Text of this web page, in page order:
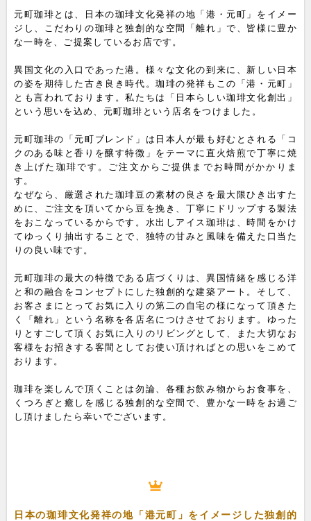
元町珈琲とは、日本の珈琲文化発祥の地「港・元町」をイメー
ジし、こだわりの珈琲と独創的な空間「離れ」で、皆様に豊か
な一時を、ご提案しているお店です。
異国文化の入口であった港。様々な文化の到来に、新しい日本
の姿を期待した古き良き時代。珈琲の発祥もこの「港・元町」
とも言われております。私たちは「日本らしい珈琲文化創出」
という思いを込め、元町珈琲という店名をつけました。
元町珈琲の「元町ブレンド」は日本人が最も好むとされる「コ
クのある味と香りを醸す特徴」をテーマに直火焙煎で丁寧に焼
き上げた珈琲です。ご注文からご提供までお時間がかかりま
す。
なぜなら、厳選された珈琲豆の素材の良さを最大限ひき出すた
めに、ご注文を頂いてから豆を挽き、丁寧にドリップする製法
をおこなっているからです。水出しアイス珈琲は、時間をかけ
てゆっくり抽出することで、独特の甘みと風味を備えた口当た
りの良い味です。
元町珈琲の最大の特徴である店づくりは、異国情緒を感じる洋
と和の融合をコンセプトにした独創的な建築アート。そして、
お客さまにとってお気に入りの第二の自宅の様になって頂きた
く「離れ」という名称を各店名につけさせております。ゆった
りとすごして頂くお気に入りのリビングとして、また大切なお
客様をお招きする客間としてお使い頂ければとの思いをこめて
おります。
珈琲を楽しんで頂くことは勿論、各種お飲み物からお食事を、
くつろぎと癒しを感じる独創的な空間で、豊かな一時をお過ご
し頂けましたら幸いでございます。
日本の珈琲文化発祥の地「港元町」をイメージした独創的